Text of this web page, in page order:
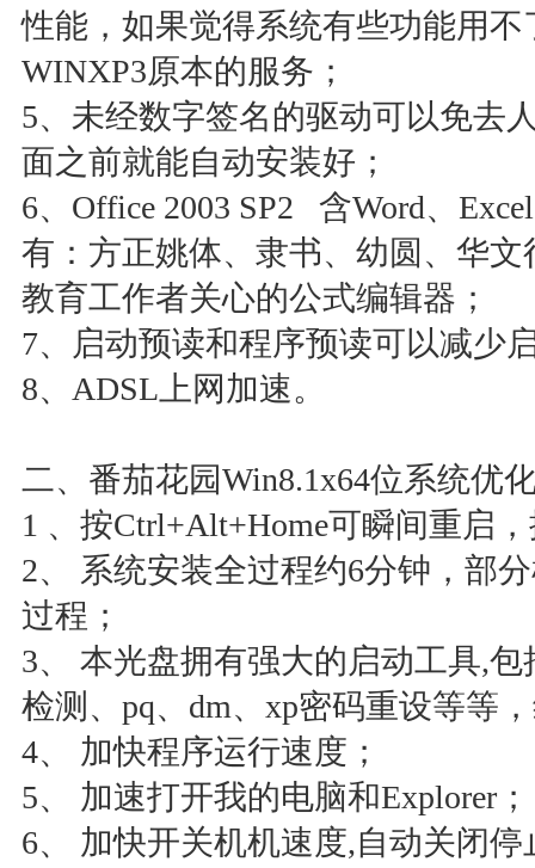
性能，如果觉得系统有些功能用
WINXP3原本的服务；
5、未经数字签名的驱动可以免去
面之前就能自动安装好；
6、Office 2003 SP2 含Word、
有：方正姚体、隶书、幼圆、华
教育工作者关心的公式编辑器；
7、启动预读和程序预读可以减少
8、ADSL上网加速。
二、番茄花园Win8.1x64位系统优
1 、按Ctrl+Alt+Home可瞬间重启
2、 系统安装全过程约6分钟，部
过程；
3、 本光盘拥有强大的启动工具,
检测、pq、dm、xp密码重设等等
4、 加快程序运行速度；
5、 加速打开我的电脑和Explorer；
6、 加快开关机机速度,自动关闭停